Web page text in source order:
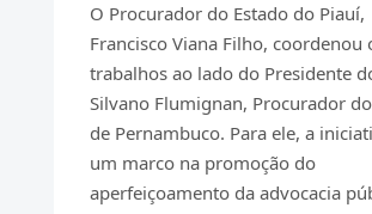
O Procurador do Estado do Piauí,
Francisco Viana Filho, coordenou
trabalhos ao lado do Presidente
Silvano Flumignan, Procurador
de Pernambuco. Para ele, a
um marco na promoção do
aperfeiçoamento da advocacia